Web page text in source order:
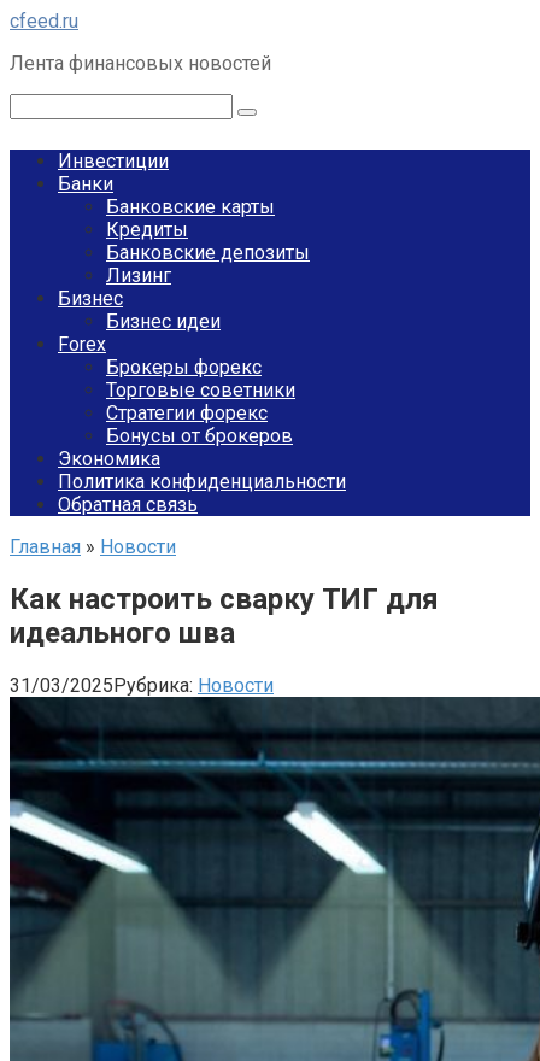
Перейти
контенту
cfeed.ru
Лента финансовых новостей
Инвестиции
Банки
Банковские карты
Кредиты
Банковские депозиты
Лизинг
Бизнес
Бизнес идеи
Forex
Брокеры форекс
Торговые советники
Стратегии форекс
Бонусы от брокеров
Экономика
Политика конфиденциальности
Обратная связь
Главная » Новости
Как настроить сварку ТИГ для
идеального шва
31/03/2025Рубрика: Новости